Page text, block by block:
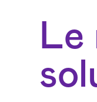
Le